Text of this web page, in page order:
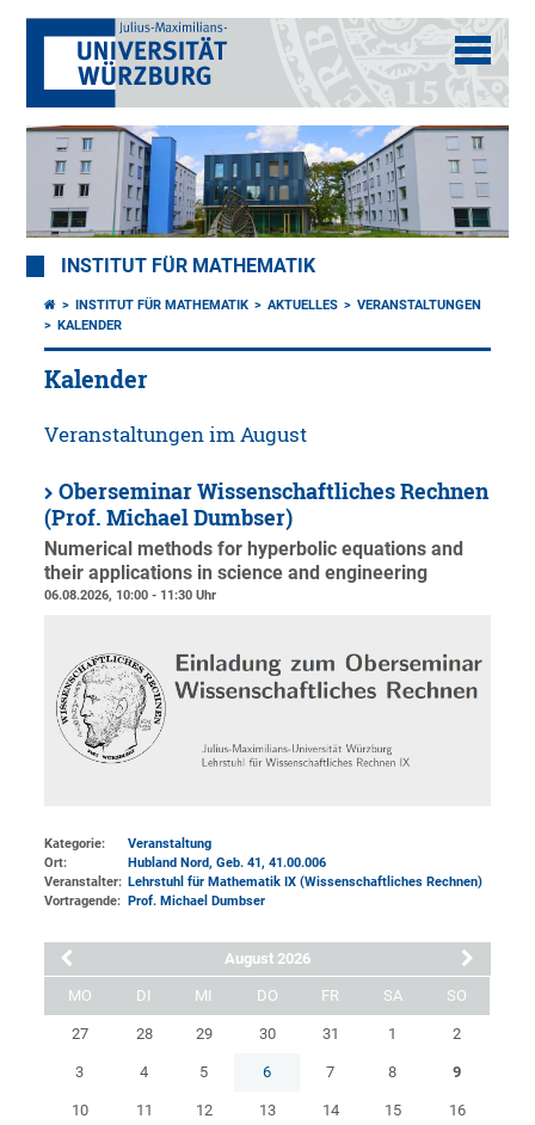
INSTITUT FÜR MATHEMATIK
INSTITUT FÜR MATHEMATIK AKTUELLES
VERANSTALTUNGEN
KALENDER
Kalender
Veranstaltungen im August
Oberseminar Wissenschaftliches Rechnen
(Prof. Michael Dumbser)
Numerical methods for hyperbolic equations and
their applications in science and engineering
06.08.2026, 10:00 - 11:30 Uhr
Kategorie:
Veranstaltung
Ort:
Hubland Nord, Geb. 41, 41.00.006
Veranstalter: Lehrstuhl für Mathematik IX (Wissenschaftliches Rechnen)
Vortragende: Prof. Michael Dumbser
August 2026
MO DI MI DO FR SA SO
27 28 29 30 31 1 2
3 4 5 6 7 8 9
10 11 12 13 14 15 16